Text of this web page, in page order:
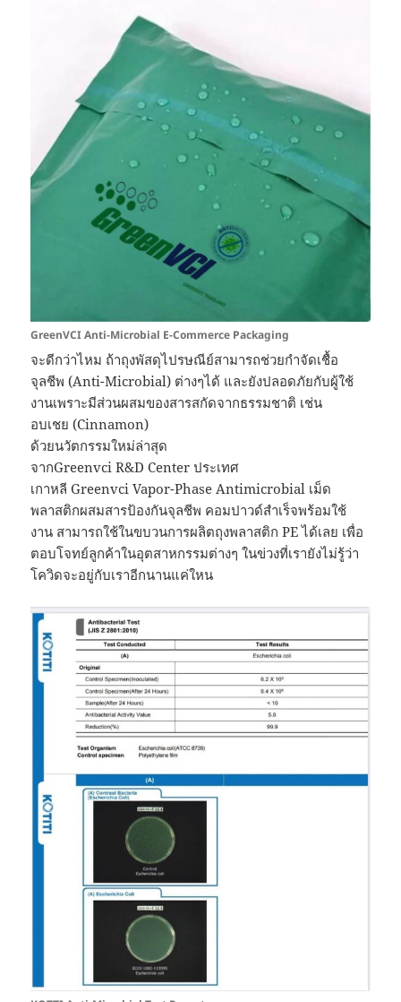
GreenVCI Anti-Microbial E-Commerce Packaging
จะดีกว่าไหม ถ้าถุงพัสดุไปรษณีย์สามารถช่วยกำจัดเชื้อ
จุลชีพ (Anti-Microbial) ต่างๆได้ และยังปลอดภัยกับผู้ใช้
งานเพราะมีส่วนผสมของสารสกัดจากธรรมชาติ เช่น
อบเชย (Cinnamon)
ด้วยนวัตกรรมใหม่ล่าสุด
จากGreenvci R&D Center ประเทศ
เกาหลี Greenvci Vapor-Phase Antimicrobial เม็ด
พลาสติกผสมสารป้องกันจุลชีพ คอมปาวด์สำเร็จพร้อมใช้
งาน สามารถใช้ในขบวนการผลิตถุงพลาสติก PE ได้เลย เพื่อ
ตอบโจทย์ลูกค้าในอุตสาหกรรมต่างๆ ในข่วงที่เรายังไม่รู้ว่า
โควิดจะอยู่กับเราอีกนานแค่ใหน